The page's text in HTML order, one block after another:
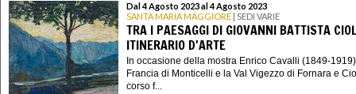
Dal 4 Agosto 2023 al 4 Agosto 2023
SANTA MARIA MAGGIORE | SEDI VARIE
TRA I PAESAGGI DI GIOVANNI BATTISTA
ITINERARIO D'ARTE
In occasione della mostra Enrico Cavalli (1849-
Francia di Monticelli e la Val Vigezzo di Fornara e
corso f...